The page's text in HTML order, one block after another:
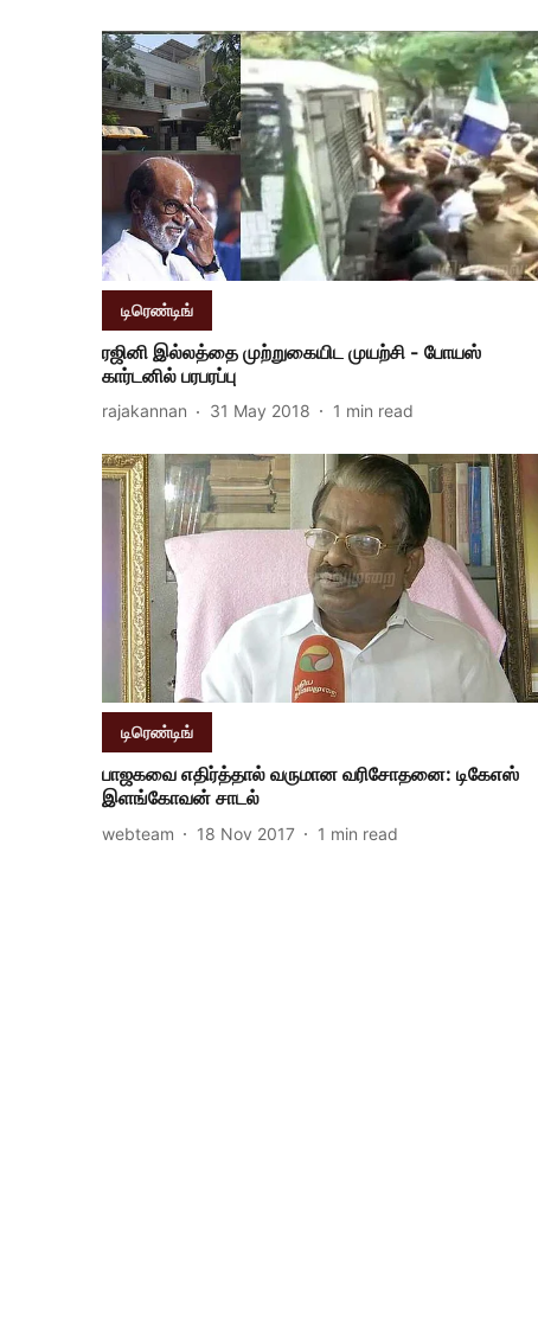
டிரெண்டிங்
ரஜினி இல்லத்தை முற்றுகையிட முயற்சி - போயஸ்
கார்டனில் பரபரப்பு
rajakannan 31 May 2018 1 min read
டிரெண்டிங்
பாஜகவை எதிர்த்தால் வருமான வரிசோதனை: டிகேஎஸ்
இளங்கோவன் சாடல்
webteam 18 Nov 2017 1 min read